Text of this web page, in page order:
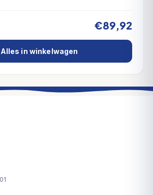
€89,92
Alles in winkelwagen